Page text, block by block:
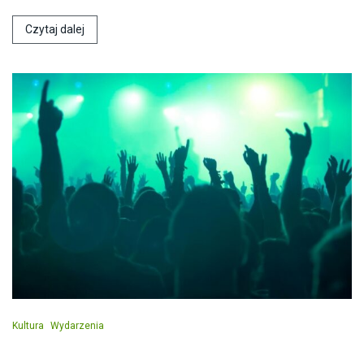
Czytaj dalej
Kultura Wydarzenia